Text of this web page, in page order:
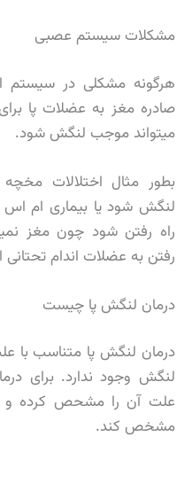
مشکلات سیستم عصبی
هرگونه مشکلی در سیستم
صادره مغز به عضلات پا
میتواند موجب لنگش شود.
بطور مثال اختلالات
لنگش شود یا بیماری ام
راه رفتن شود چون مغز
رفتن به عضلات اندام تحتانی
درمان لنگش پا چیست
درمان لنگش پا متناسب با
لنگش وجود ندارد. برای
علت آن را مشحص کرده و
مشخص کند.